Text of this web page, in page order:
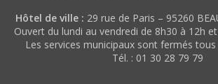
Hôtel de ville : 29 rue de Paris – 95260
Ouvert du lundi au vendredi de 8h30 à 12h
Les services municipaux sont fermés
Tél. : 01 30 28 79 79